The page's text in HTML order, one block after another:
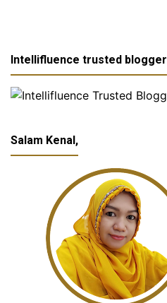
Intellifluence trusted blogger
Salam Kenal,